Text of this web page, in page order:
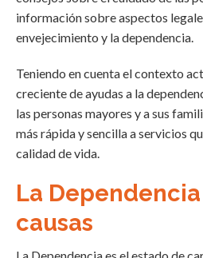
información sobre aspectos
envejecimiento y la dependencia.
Teniendo en cuenta el contexto
creciente de ayudas a la
las personas mayores y a sus
más rápida y sencilla a servicios
calidad de vida.
La Dependencia
causas